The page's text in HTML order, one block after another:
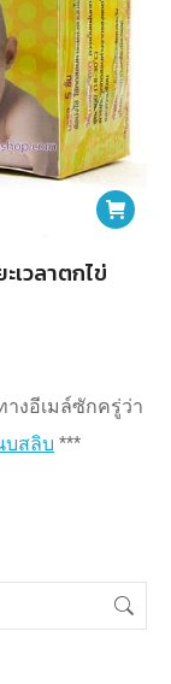
เวลาตกไข่
งอีเมล์ซักครู่ว่า
บสลิบ ***